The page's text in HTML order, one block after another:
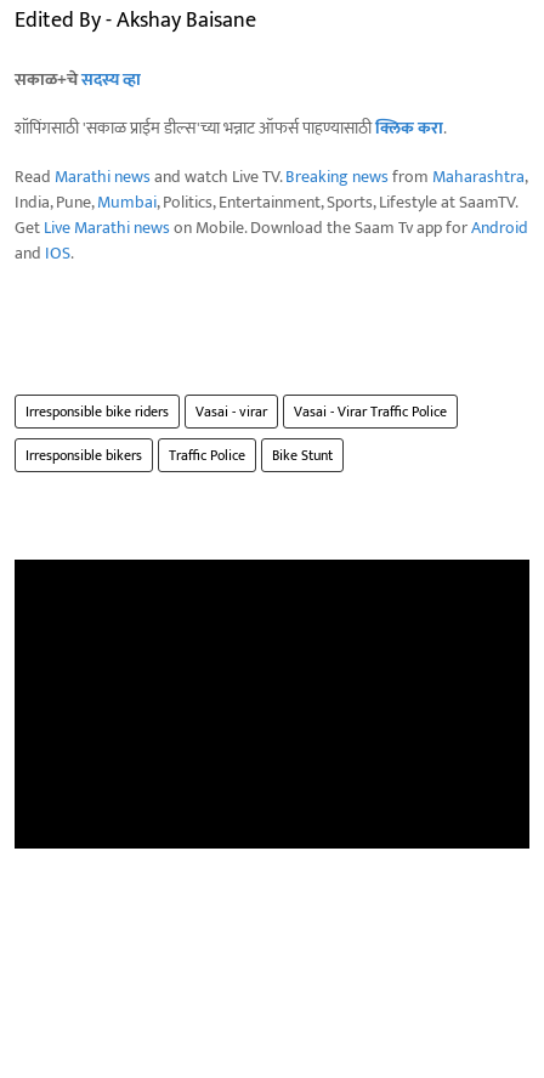
Edited By - Akshay Baisane
सकाळ+चेसदस्य व्हा
शॉपिंगसाठी 'सकाळ प्राईम डील्स'च्या भन्नाट ऑफर्स पाहण्यासाठीक्लिक करा.
Read Marathi newsand watch Live TV.Breaking newsfrom Maharashtra,
India, Pune,Mumbai, Politics, Entertainment, Sports, Lifestyle at SaamTV.
GetLive Marathi newson Mobile. Download the Saam Tv app forAndroid
and IOS.
Irresponsible bike riders Vasai - virar
Vasai - Virar Traffic Police
Irresponsible bikers
Traffic Police Bike Stunt